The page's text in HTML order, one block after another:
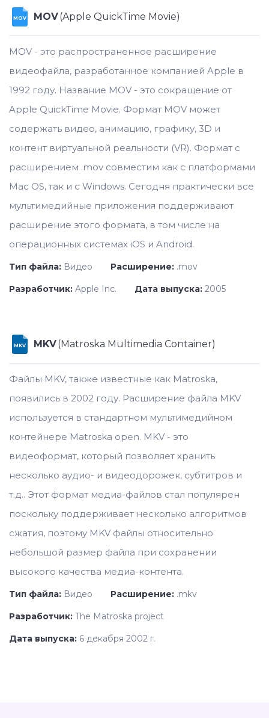
MOV MOV(Apple QuickTime Movie)
MOV - это распространенное расширение
видеофайла, разработанное компанией Apple в
1992 году. Название MOV - это сокращение от
Apple QuickTime Movie. Формат MOV может
содержать видео, анимацию, графику, 3D и
контент виртуальной реальности (VR). Формат с
расширением .mov совместим как с платформами
Mac OS, так и с Windows. Сегодня практически все
мультимедийные приложения поддерживают
расширение этого формата, в том числе на
операционных системах iOS и Android.
Тип файла: Видео Расширение: .mov
Разработчик: Apple Inc. Дата выпуска: 2005
MKV MKV(Matroska Multimedia Container)
Файлы MKV, также известные как Matroska,
появились в 2002 году. Расширение файла MKV
используется в стандартном мультимедийном
контейнере Matroska open. MKV - это
видеоформат, который позволяет хранить
несколько аудио- и видеодорожек, субтитров и
т.д.. Этот формат медиа-файлов стал популярен
поскольку поддерживает несколько алгоритмов
сжатия, поэтому MKV файлы относительно
небольшой размер файла при сохранении
высокого качества медиа-контента.
Тип файла: Видео Расширение: .mkv
Разработчик: The Matroska project
Дата выпуска: 6 декабря 2002 г.